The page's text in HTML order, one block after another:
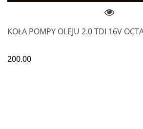
KOŁA POMPY OLEJU 2.0 TDI 16V
200.00